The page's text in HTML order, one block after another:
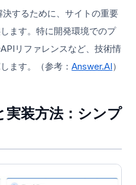
するために、サイトの重要
ます。特に開発環境でのプ
リファレンスなど、技術情
ます。（参考： Answer.AI）
装方法：シンプ